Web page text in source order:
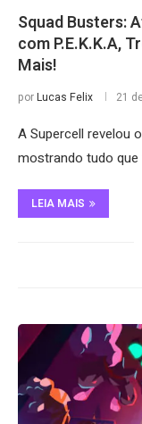
Squad Busters:
com P.E.K.K.A,
Mais!
porLucas Felix 21
A Supercell revelou
mostrando tudo que
LEIA MAIS